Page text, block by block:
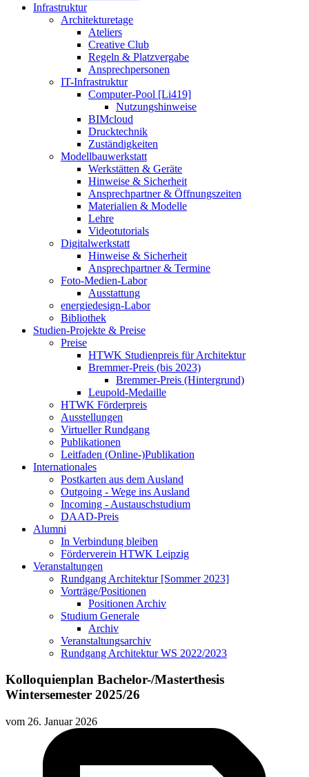
Infrastruktur
Architekturetage
Ateliers
Creative Club
Regeln & Platzvergabe
Ansprechpersonen
IT-Infrastruktur
Computer-Pool [Li419]
Nutzungshinweise
BIMcloud
Drucktechnik
Zuständigkeiten
Modellbauwerkstatt
Werkstätten & Geräte
Hinweise & Sicherheit
Ansprechpartner & Öffnungszeiten
Materialien & Modelle
Lehre
Videotutorials
Digitalwerkstatt
Hinweise & Sicherheit
Ansprechpartner & Termine
Foto-Medien-Labor
Ausstattung
energiedesign-Labor
Bibliothek
Studien-Projekte & Preise
Preise
HTWK Studienpreis für Architektur
Bremmer-Preis (bis 2023)
Bremmer-Preis (Hintergrund)
Leupold-Medaille
HTWK Förderpreis
Ausstellungen
Virtueller Rundgang
Publikationen
Leitfaden (Online-)Publikation
Internationales
Postkarten aus dem Ausland
Outgoing - Wege ins Ausland
Incoming - Austauschstudium
DAAD-Preis
Alumni
In Verbindung bleiben
Förderverein HTWK Leipzig
Veranstaltungen
Rundgang Architektur [Sommer 2023]
Vorträge/Positionen
Positionen Archiv
Studium Generale
Archiv
Veranstaltungsarchiv
Rundgang Architektur WS 2022/2023
Kolloquienplan Bachelor-/Masterthesis
Wintersemester 2025/26
vom 26. Januar 2026